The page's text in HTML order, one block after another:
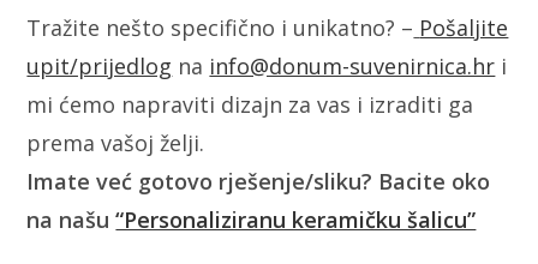
Tražite nešto specifično i unikatno? – Pošaljite
upit/prijedlog na info@donum-suvenirnica.hr i
mi ćemo napraviti dizajn za vas i izraditi ga
prema vašoj želji.
Imate već gotovo rješenje/sliku? Bacite oko
na našu“Personaliziranu keramičku šalicu”